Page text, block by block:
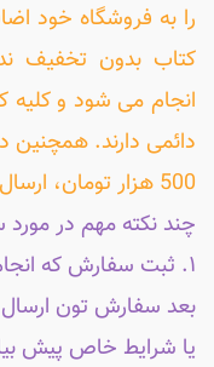
را به فروشگاه خود
کتاب بدون تخفیف
دائمی دارند. همچنین
500 هزار تومان، ارسال رایگان هست...
چند نکته مهم در
۱. ثبت سفارش که
بعد سفارش تون
یا شرایط خاص پیش